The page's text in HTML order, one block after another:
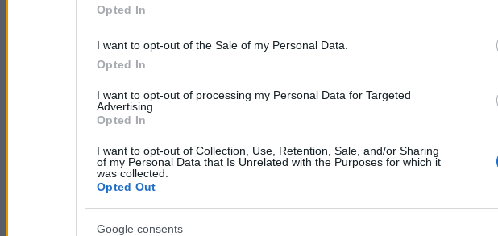
Opted In
I want to opt-out of the Sale of my Personal Data.
Opted In
I want to opt-out of processing my Personal Data for Targeted
Advertising.
Opted In
I want to opt-out of Collection, Use, Retention, Sale, and/or Sharing
of my Personal Data that Is Unrelated with the Purposes for which it
was collected.
Opted Out
Google consents